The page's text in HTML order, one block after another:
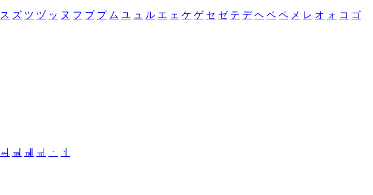
ス ズ ツ ヅ ッ ヌ フ ブ プ ム ユ ュ ル エ ェ ケ ゲ セ ゼ テ デ ヘ ベ ペ メ レ オ ォ コ ゴ
ㆉ ㆊ ㆋ ㆌ ㆍ
ㆎ